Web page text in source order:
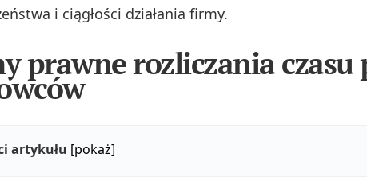
i ciągłości działania firmy.
prawne rozliczania czasu
artykułu [pokaż]